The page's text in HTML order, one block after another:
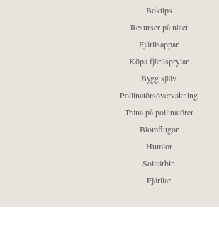
Boktips
Resurser på nätet
Fjärilsappar
Köpa fjärilsprylar
Bygg själv
Pollinatörsövervakning
Träna på pollinatörer
Blomflugor
Humlor
Solitärbin
Fjärilar